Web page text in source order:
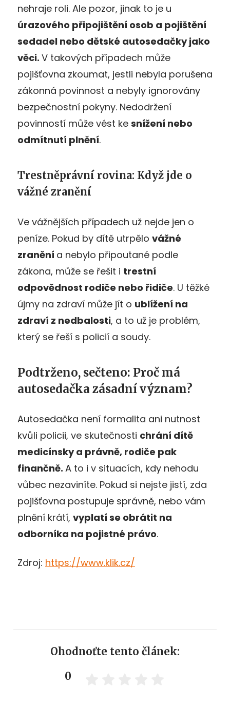
nehraje roli. Ale pozor, jinak to je u
úrazového připojištění osob a pojištění
sedadel nebo dětské autosedačky jako
věci. V takových případech může
pojišťovna zkoumat, jestli nebyla porušena
zákonná povinnost a nebyly ignorovány
bezpečnostní pokyny. Nedodržení
povinností může vést ke snížení nebo
odmítnutí plnění.
Trestněprávní rovina: Když jde o
vážné zranění
Ve vážnějších případech už nejde jen o
peníze. Pokud by dítě utrpělo vážné
zranění a nebylo připoutané podle
zákona, může se řešit i trestní
odpovědnost rodiče nebo řidiče. U těžké
újmy na zdraví může jít o ublížení na
zdraví z nedbalosti, a to už je problém,
který se řeší s policií a soudy.
Podtrženo, sečteno: Proč má
autosedačka zásadní význam?
Autosedačka není formalita ani nutnost
kvůli policii, ve skutečnosti chrání dítě
medicínsky a právně, rodiče pak
finančně. A to i v situacích, kdy nehodu
vůbec nezaviníte. Pokud si nejste jistí, zda
pojišťovna postupuje správně, nebo vám
plnění krátí, vyplatí se obrátit na
odborníka na pojistné právo.
Zdroj: https://www.klik.cz/
Ohodnoťte tento článek:
0